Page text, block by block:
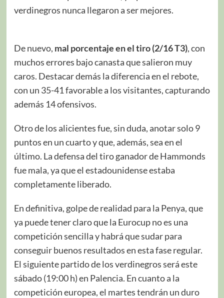
verdinegros nunca llegaron a ser mejores.
De nuevo, mal porcentaje en el tiro (2/16 T3), con
muchos errores bajo canasta que salieron muy
caros. Destacar demás la diferencia en el rebote,
con un 35-41 favorable a los visitantes, capturando
además 14 ofensivos.
Otro de los alicientes fue, sin duda, anotar solo 9
puntos en un cuarto y que, además, sea en el
último. La defensa del tiro ganador de Hammonds
fue mala, ya que el estadounidense estaba
completamente liberado.
En definitiva, golpe de realidad para la Penya, que
ya puede tener claro que la Eurocup no es una
competición sencilla y habrá que sudar para
conseguir buenos resultados en esta fase regular.
El siguiente partido de los verdinegros será este
sábado (19:00 h) en Palencia. En cuanto a la
competición europea, el martes tendrán un duro